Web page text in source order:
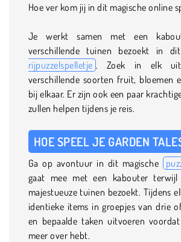
Hoe ver kom jij in dit magische online
Je werkt samen met een
verschillende tuinen bezoekt in
rijpuzzelspelletje . Zoek in elk
verschillende soorten fruit, bloemen
bij elkaar. Er zijn ook een paar
zullen helpen tijdens je reis.
HOE SPEEL JE GARDEN
Ga op avontuur in dit magische
gaat mee met een kabouter
majestueuze tuinen bezoekt. Tijdens
identieke items in groepjes van drie
en bepaalde taken uitvoeren
meer over hebt.